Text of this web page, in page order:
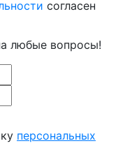
согласен
любые вопросы!
персональных